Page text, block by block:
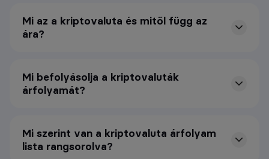
Mi az a kriptovaluta és mitől függ az
ára?
Mi befolyásolja a kriptovaluták
árfolyamát?
Mi szerint van a kriptovaluta árfolyam
lista rangsorolva?